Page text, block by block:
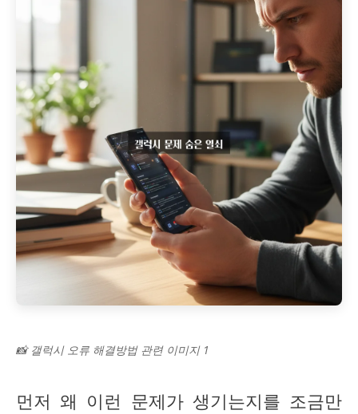
📸 갤럭시 오류 해결방법 관련 이미지 1
먼저 왜 이런 문제가 생기는지를 조금만